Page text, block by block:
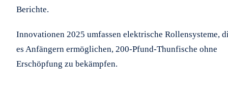
Berichte.
Innovationen 2025 umfassen elektrische Rollensysteme,
es Anfängern ermöglichen, 200-Pfund-Thunfische ohne
Erschöpfung zu bekämpfen.